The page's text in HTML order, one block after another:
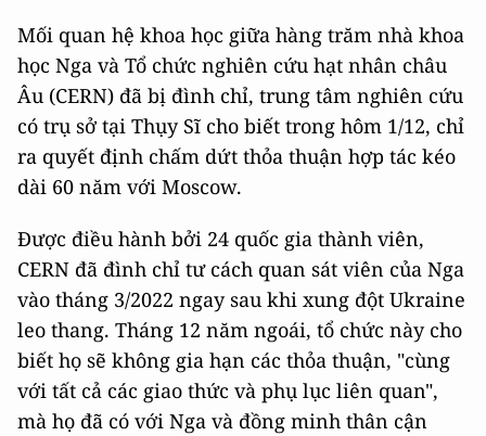
Mối quan hệ khoa học giữa hàng trăm nhà khoa
học Nga và Tổ chức nghiên cứu hạt nhân châu
Âu (CERN) đã bị đình chỉ, trung tâm nghiên cứu
có trụ sở tại Thụy Sĩ cho biết trong hôm 1/12, chỉ
ra quyết định chấm dứt thỏa thuận hợp tác kéo
dài 60 năm với Moscow.
Được điều hành bởi 24 quốc gia thành viên,
CERN đã đình chỉ tư cách quan sát viên của Nga
vào tháng 3/2022 ngay sau khi xung đột Ukraine
leo thang. Tháng 12 năm ngoái, tổ chức này cho
biết họ sẽ không gia hạn các thỏa thuận, "cùng
với tất cả các giao thức và phụ lục liên quan",
mà họ đã có với Nga và đồng minh thân cận